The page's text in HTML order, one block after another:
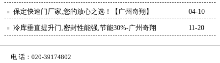
保定快速门厂家,您的放心之选！【广州奇翔】 04-10
冷库垂直提升门,密封性能强,节能30%-广州奇翔 11-20
电 话：020-39174802